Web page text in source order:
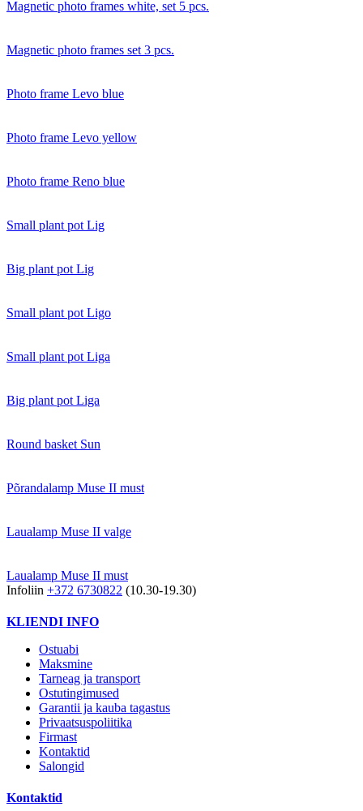
Magnetic photo frames white, set 5 pcs.
Magnetic photo frames set 3 pcs.
Photo frame Levo blue
Photo frame Levo yellow
Photo frame Reno blue
Small plant pot Lig
Big plant pot Lig
Small plant pot Ligo
Small plant pot Liga
Big plant pot Liga
Round basket Sun
Põrandalamp Muse II must
Laualamp Muse II valge
Laualamp Muse II must
Infoliin +372 6730822 (10.30-19.30)
KLIENDI INFO
Ostuabi
Maksmine
Tarneag ja transport
Ostutingimused
Garantii ja kauba tagastus
Privaatsuspoliitika
Firmast
Kontaktid
Salongid
Kontaktid